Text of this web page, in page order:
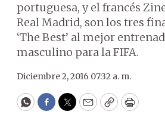
portuguesa, y el francés
Real Madrid, son los tres
‘The Best’ al mejor
masculino para la FIFA.
Diciembre 2, 2016 07:32 a. m.
WhatsApp
Facebook
Twitter
EmailCopyPrint